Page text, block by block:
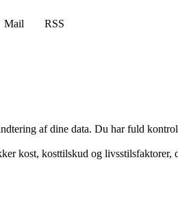
Mail
RSS
af dine data. Du har fuld
kost, kosttilskud og livsstilsfaktorer,